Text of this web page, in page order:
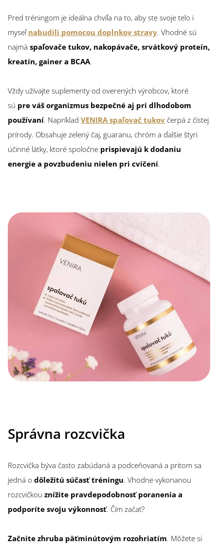
Pred tréningom je ideálna chvíľa na to, aby ste svoje telo i
myseľ nabudili pomocou doplnkov stravy. Vhodné sú
najmä spaľovače tukov, nakopávače, srvátkový proteín,
kreatín, gainer a BCAA.
Vždy užívajte suplementy od overených výrobcov, ktoré
sú pre váš organizmus bezpečné aj pri dlhodobom
používaní. Napríklad VENIRA spaľovač tukov čerpá z čistej
prírody. Obsahuje zelený čaj, guaranu, chróm a ďalšie štyri
účinné látky, ktoré spoločne prispievajú k dodaniu
energie a povzbudeniu nielen pri cvičení.
Správna rozcvička
Rozcvička býva často zabúdaná a podceňovaná a pritom sa
jedná o dôležitú súčasť tréningu. Vhodne vykonanou
rozcvičkou znížite pravdepodobnosť poranenia a
podporíte svoju výkonnosť. Čím začať?
Začnite zhruba päťminútovým rozohriatím. Môžete si